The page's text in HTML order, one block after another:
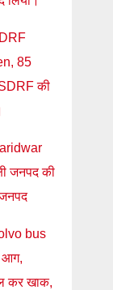
85
SDRF की
जनपद की
जनपद
bus
आग,
कर खाक,